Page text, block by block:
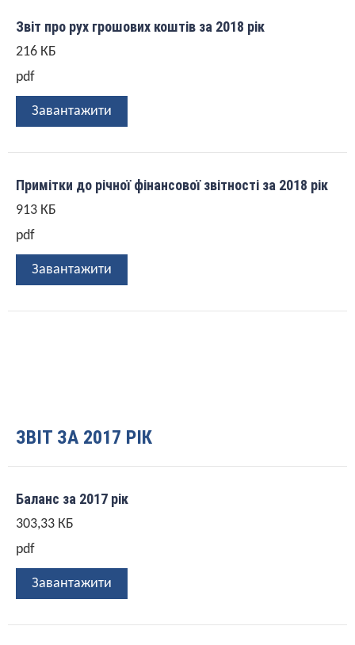
Звіт про рух грошових коштів за 2018 рік
216 КБ
pdf
Завантажити
Примітки до річної фінансової звітності за 2018 рік
913 КБ
pdf
Завантажити
ЗВІТ ЗА 2017 РІК
Баланс за 2017 рік
303,33 КБ
pdf
Завантажити